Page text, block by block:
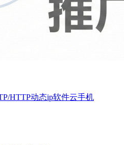
HTTP动态ip软件云手机